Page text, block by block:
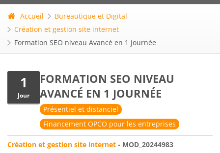
Accueil
Bureautique et Digital
Création et gestion site internet
Formation SEO niveau Avancé en 1 journée
1
Jour
FORMATION SEO NIVEAU
AVANCÉ EN 1 JOURNÉE
Présentiel et distanciel
Financement OPCO pour les entreprises
Création et gestion site internet - MOD_20244983